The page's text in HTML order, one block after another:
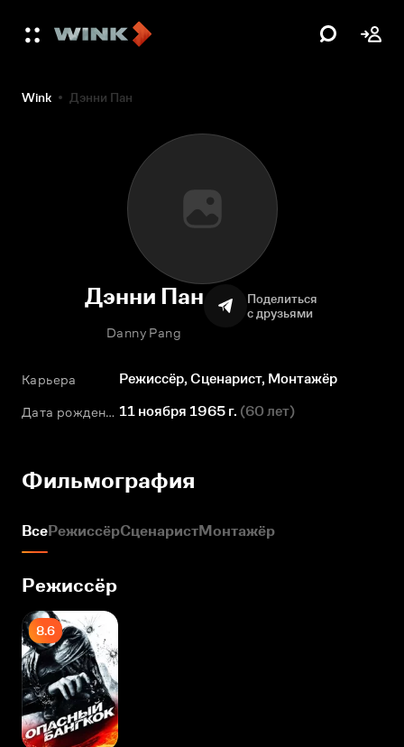
Wink Дэнни Пан
Дэнни Пан
Danny Pang
Поделиться
с друзьями
Карьера Режиссёр, Сценарист, Монтажёр
Дата рождения 11 ноября 1965 г. (60 лет)
Фильмография
ВсеРежиссёрСценаристМонтажёр
Режиссёр
8.6